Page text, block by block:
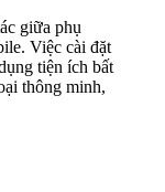
giữa phụ
Việc cài đặt
tiện ích bất
thông minh,